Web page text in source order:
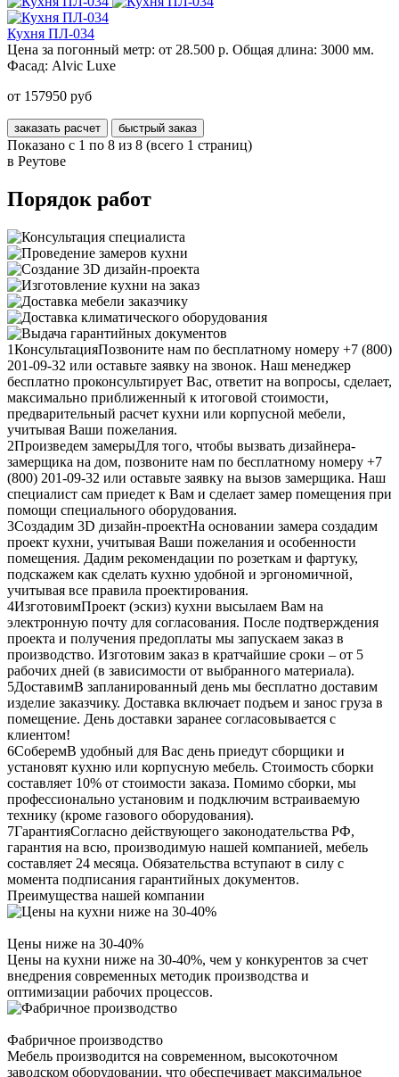
Кухня ПЛ-034
Цена за погонный метр: от 28.500 р. Общая длина: 3000 мм.
Фасад: Alvic Luxe
от 157950 руб
заказать расчет быстрый заказ
Показано с 1 по 8 из 8 (всего 1 страниц)
в Реутове
Порядок работ
1КонсультацияПозвоните нам по бесплатному номеру +7 (800)
201-09-32 или оставьте заявку на звонок. Наш менеджер
бесплатно проконсультирует Вас, ответит на вопросы, сделает,
максимально приближенный к итоговой стоимости,
предварительный расчет кухни или корпусной мебели,
учитывая Ваши пожелания.
2Произведем замерыДля того, чтобы вызвать дизайнера-
замерщика на дом, позвоните нам по бесплатному номеру +7
(800) 201-09-32 или оставьте заявку на вызов замерщика. Наш
специалист сам приедет к Вам и сделает замер помещения при
помощи специального оборудования.
3Создадим 3D дизайн-проектНа основании замера создадим
проект кухни, учитывая Ваши пожелания и особенности
помещения. Дадим рекомендации по розеткам и фартуку,
подскажем как сделать кухню удобной и эргономичной,
учитывая все правила проектирования.
4ИзготовимПроект (эскиз) кухни высылаем Вам на
электронную почту для согласования. После подтверждения
проекта и получения предоплаты мы запускаем заказ в
производство. Изготовим заказ в кратчайшие сроки – от 5
рабочих дней (в зависимости от выбранного материала).
5ДоставимВ запланированный день мы бесплатно доставим
изделие заказчику. Доставка включает подъем и занос груза в
помещение. День доставки заранее согласовывается с
клиентом!
6СоберемВ удобный для Вас день приедут сборщики и
установят кухню или корпусную мебель. Стоимость сборки
составляет 10% от стоимости заказа. Помимо сборки, мы
профессионально установим и подключим встраиваемую
технику (кроме газового оборудования).
7ГарантияСогласно действующего законодательства РФ,
гарантия на всю, производимую нашей компанией, мебель
составляет 24 месяца. Обязательства вступают в силу с
момента подписания гарантийных документов.
Преимущества нашей компании
Цены ниже на 30-40%
Цены на кухни ниже на 30-40%, чем у конкурентов за счет
внедрения современных методик производства и
оптимизации рабочих процессов.
Фабричное производство
Мебель производится на современном, высокоточном
заводском оборудовании, что обеспечивает максимальное